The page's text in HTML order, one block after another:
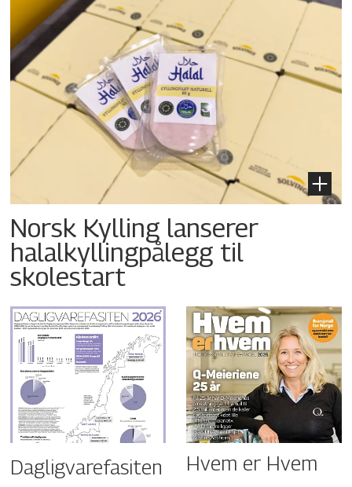
Norsk Kylling lanserer
halalkyllingpålegg til
skolestart
Dagligvarefasiten Hvem er Hvem